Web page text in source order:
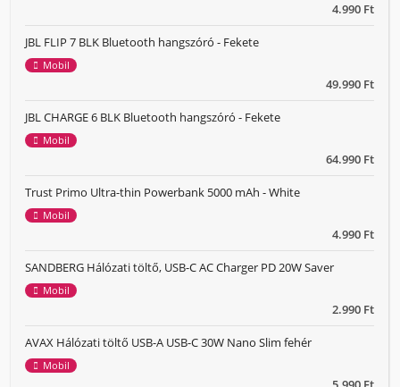
4.990 Ft
49.990 Ft
JBL FLIP 7 BLK Bluetooth hangszóró - Fekete
Mobil
64.990 Ft
JBL CHARGE 6 BLK Bluetooth hangszóró - Fekete
Mobil
4.990 Ft
Trust Primo Ultra-thin Powerbank 5000 mAh - White
Mobil
2.990 Ft
SANDBERG Hálózati töltő, USB-C AC Charger PD 20W Saver
Mobil
AVAX Hálózati töltő USB-A USB-C 30W Nano Slim fehér
Mobil